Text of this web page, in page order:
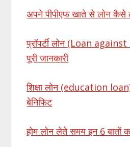
अपने पीपीएफ खाते से लोन कैसे
प्रॉपर्टी लोन (Loan
पूरी जानकारी
शिक्षा लोन (education
बेनिफिट
होम लोन लेते समय इन 6 बातों